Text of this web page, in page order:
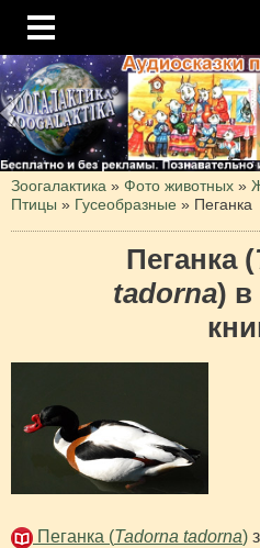
Зоогалактика » Фото животных »
Птицы » Гусеобразные » Пеганка
Пеганка (
tadorna) в
Пеганка (Tadorna tadorna)